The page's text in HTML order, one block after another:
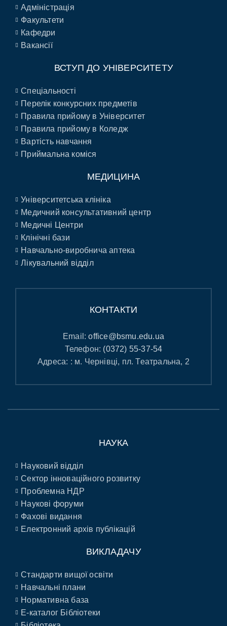
Адміністрація
Факультети
Кафедри
Вакансії
ВСТУП ДО УНІВЕРСИТЕТУ
Спеціальності
Перелік конкурсних предметів
Правила прийому в Університет
Правила прийому в Коледж
Вартість навчання
Приймальна коміся
МЕДИЦИНА
Університетська клініка
Медичний консультативний центр
Медичні Центри
Клінічні бази
Навчально-виробнича аптека
Лікувальний відділ
КОНТАКТИ
Email:office@bsmu.edu.ua
Телефон: (0372) 55-37-54
Адреса: : м. Чернівці, пл. Театральна, 2
НАУКА
Науковий відділ
Сектор інноваційного розвитку
Проблемна НДР
Наукові форуми
Фахові видання
Електронний архів публікацій
ВИКЛАДАЧУ
Стандарти вищої освіти
Навчальні плани
Нормативна база
E-каталог Бібліотеки